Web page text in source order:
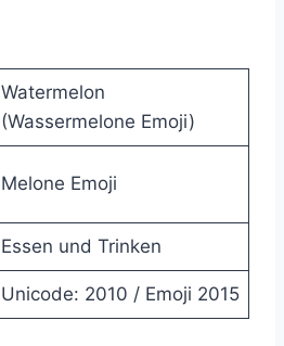
Watermelon
(Wassermelone Emoji)
Melone Emoji
Essen und Trinken
Unicode: 2010 / Emoji 2015